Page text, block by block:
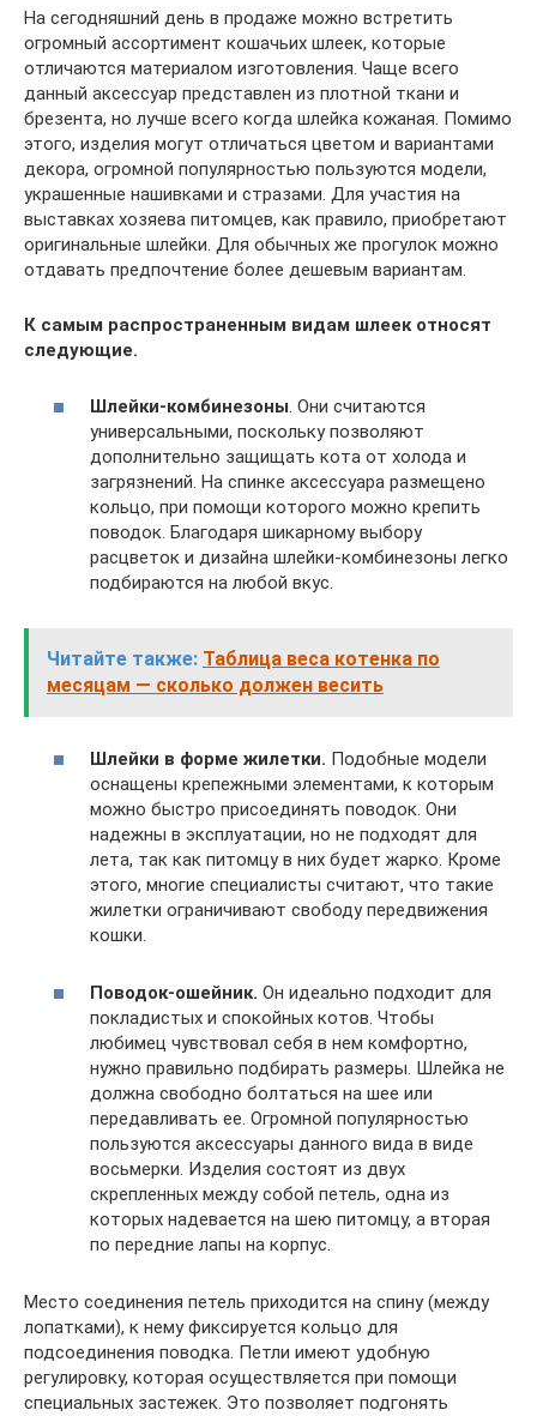
На сегодняшний день в продаже можно встретить
огромный ассортимент кошачьих шлеек, которые
отличаются материалом изготовления. Чаще всего
данный аксессуар представлен из плотной ткани и
брезента, но лучше всего когда шлейка кожаная. Помимо
этого, изделия могут отличаться цветом и вариантами
декора, огромной популярностью пользуются модели,
украшенные нашивками и стразами. Для участия на
выставках хозяева питомцев, как правило, приобретают
оригинальные шлейки. Для обычных же прогулок можно
отдавать предпочтение более дешевым вариантам.
К самым распространенным видам шлеек относят
следующие.
Шлейки-комбинезоны . Они считаются
универсальными, поскольку позволяют
дополнительно защищать кота от холода и
загрязнений. На спинке аксессуара размещено
кольцо, при помощи которого можно крепить
поводок. Благодаря шикарному выбору
расцветок и дизайна шлейки-комбинезоны легко
подбираются на любой вкус.
Читайте также: Таблица веса котенка по
месяцам — сколько должен весить
Шлейки в форме жилетки. Подобные модели
оснащены крепежными элементами, к которым
можно быстро присоединять поводок. Они
надежны в эксплуатации, но не подходят для
лета, так как питомцу в них будет жарко. Кроме
этого, многие специалисты считают, что такие
жилетки ограничивают свободу передвижения
кошки.
Поводок-ошейник. Он идеально подходит для
покладистых и спокойных котов. Чтобы
любимец чувствовал себя в нем комфортно,
нужно правильно подбирать размеры. Шлейка не
должна свободно болтаться на шее или
передавливать ее. Огромной популярностью
пользуются аксессуары данного вида в виде
восьмерки. Изделия состоят из двух
скрепленных между собой петель, одна из
которых надевается на шею питомцу, а вторая
по передние лапы на корпус.
Место соединения петель приходится на спину (между
лопатками), к нему фиксируется кольцо для
подсоединения поводка. Петли имеют удобную
регулировку, которая осуществляется при помощи
специальных застежек. Это позволяет подгонять